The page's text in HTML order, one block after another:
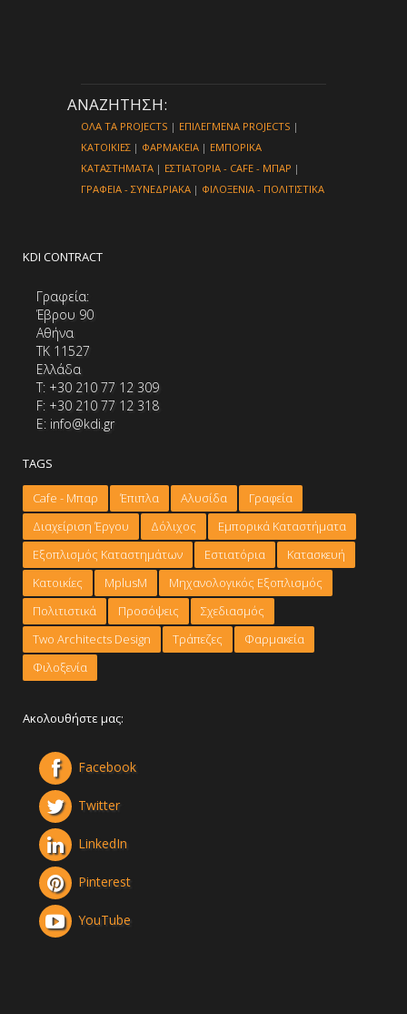
ΑΝΑΖΗΤΗΣΗ:
ΟΛΑ ΤΑ PROJECTS | ΕΠΙΛΕΓΜΕΝΑ PROJECTS |
ΚΑΤΟΙΚΙΕΣ | ΦΑΡΜΑΚΕΙΑ | ΕΜΠΟΡΙΚΑ
ΚΑΤΑΣΤΗΜΑΤΑ | ΕΣΤΙΑΤΟΡΙΑ - CAFE - ΜΠΑΡ |
ΓΡΑΦΕΙΑ - ΣΥΝΕΔΡΙΑΚΑ | ΦΙΛΟΞΕΝΙΑ - ΠΟΛΙΤΙΣΤΙΚΑ
KDI CONTRACT
Γραφεία:
Έβρου 90
Αθήνα
ΤΚ 11527
Ελλάδα
Τ: +30 210 77 12 309
F: +30 210 77 12 318
E: info@kdi.gr
TAGS
Cafe - Μπαρ Έπιπλα Αλυσίδα
Γραφεία
Διαχείριση Έργου
Δόλιχος
Εμπορικά Καταστήματα
Εξοπλισμός Καταστημάτων
Εστιατόρια
Κατασκευή
Κατοικίες
ΜplusM
Μηχανολογικός Εξοπλισμός
Πολιτιστικά
Προσόψεις
Σχεδιασμός
Τwo Architects Design
Τράπεζες
Φαρμακεία
Φιλοξενία
Ακολουθήστε μας:
Facebook
Twitter
LinkedIn
Pinterest
YouTube